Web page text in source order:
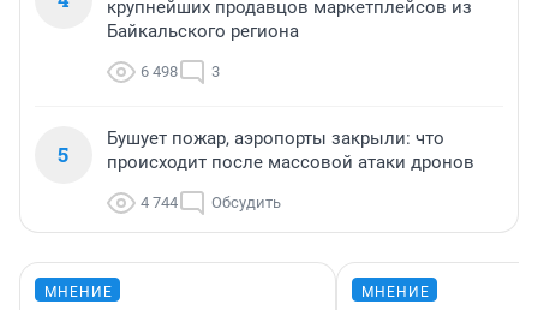
крупнейших продавцов маркетплейсов из
Байкальского региона
6 498 3
5
Бушует пожар, аэропорты закрыли: что
происходит после массовой атаки дронов
4 744 Обсудить
МНЕНИЕ МНЕНИЕ